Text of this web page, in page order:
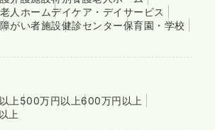
人ホームデイケア・デイサービス
障がい者施設健診センター保育園・学校
上 500万円以上600万円以上
上